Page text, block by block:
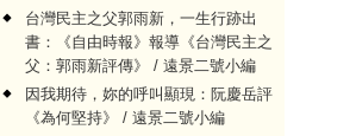
台灣民主之父郭雨新，一生行跡出
書：《自由時報》報導《台灣民主之
父：郭雨新評傳》 / 遠景二號小編
因我期待，妳的呼叫顯現：阮慶岳評
《為何堅持》 / 遠景二號小編